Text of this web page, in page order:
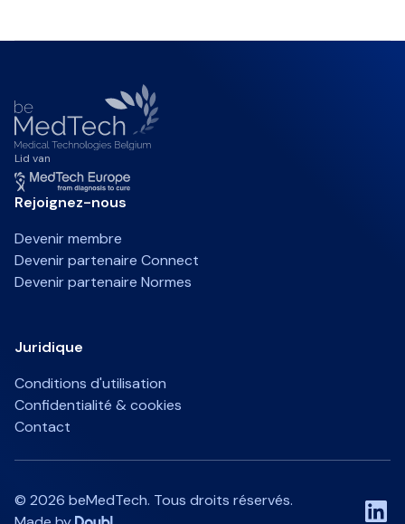
Lid van
Rejoignez-nous
Devenir membre
Devenir partenaire Connect
Devenir partenaire Normes
Juridique
Conditions d'utilisation
Confidentialité & cookies
Contact
© 2026 beMedTech. Tous droits réservés.